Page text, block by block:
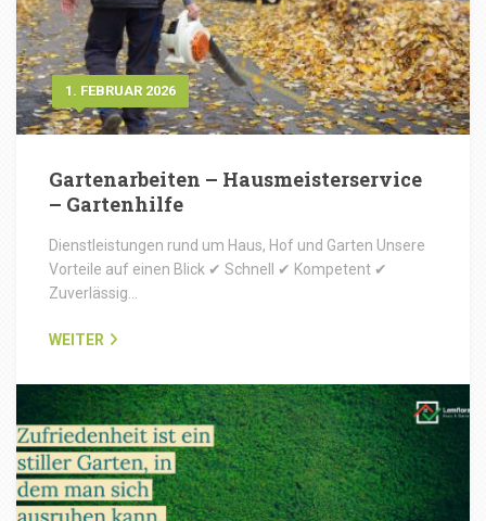
1. FEBRUAR 2026
Gartenarbeiten – Hausmeisterservice
– Gartenhilfe
Dienstleistungen rund um Haus, Hof und Garten Unsere
Vorteile auf einen Blick ✔ Schnell ✔ Kompetent ✔
Zuverlässig…
WEITER